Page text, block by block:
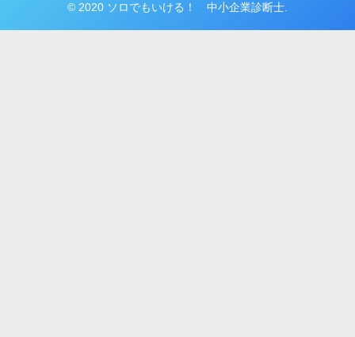
© 2020 ソロでもいける！ 中小企業診断士.